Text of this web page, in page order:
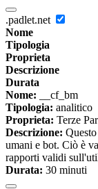
.padlet.net
Nome
Tipologia
Proprieta
Descrizione
Durata
Nome: __cf_bm
Tipologia: analitico
Proprieta: Terze
Descrizione:
umani e bot. Ciò è
rapporti validi
Durata: 30 minuti